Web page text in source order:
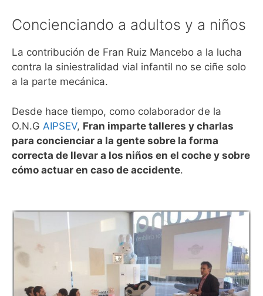
Concienciando a adultos y a niños
La contribución de Fran Ruiz Mancebo a la lucha
contra la siniestralidad vial infantil no se ciñe solo
a la parte mecánica.
Desde hace tiempo, como colaborador de la
O.N.G AIPSEV, Fran imparte talleres y charlas
para concienciar a la gente sobre la forma
correcta de llevar a los niños en el coche y sobre
cómo actuar en caso de accidente.